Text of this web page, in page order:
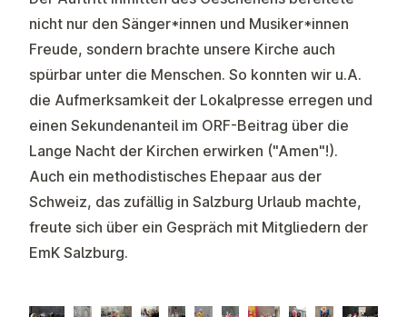
nicht nur den Sänger*innen und Musiker*innen
Freude, sondern brachte unsere Kirche auch
spürbar unter die Menschen. So konnten wir u.A.
die Aufmerksamkeit der Lokalpresse erregen und
einen Sekundenanteil im ORF-Beitrag über die
Lange Nacht der Kirchen erwirken ("Amen"!).
Auch ein methodistisches Ehepaar aus der
Schweiz, das zufällig in Salzburg Urlaub machte,
freute sich über ein Gespräch mit Mitgliedern der
EmK Salzburg.